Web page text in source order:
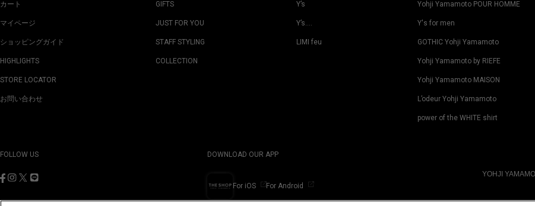
カート
マイページ
ショッピングガイド
HIGHLIGHTS
STORE LOCATOR
お問い合わせ
GIFTS
JUST FOR YOU
STAFF STYLING
COLLECTION
Y’s
Y’s….
LIMI feu
Yohji Yamamoto POUR HOMME
Y's for men
GOTHIC Yohji Yamamoto
Yohji Yamamoto by RIEFE
Yohji Yamamoto MAISON
L’odeur Yohji Yamamoto
power of the WHITE shirt
FOLLOW US DOWNLOAD OUR APP
For iOS For Android
YOHJI